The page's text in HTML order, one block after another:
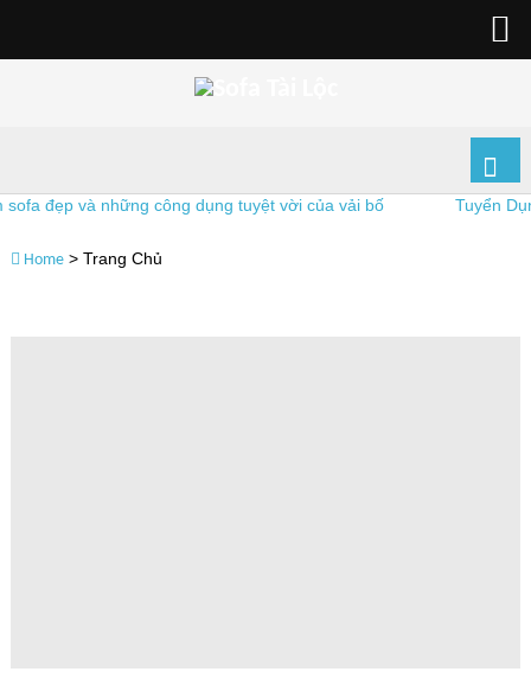
và những công dụng tuyệt vời của vải bố Tuyển Dụng
Home> Trang Chủ